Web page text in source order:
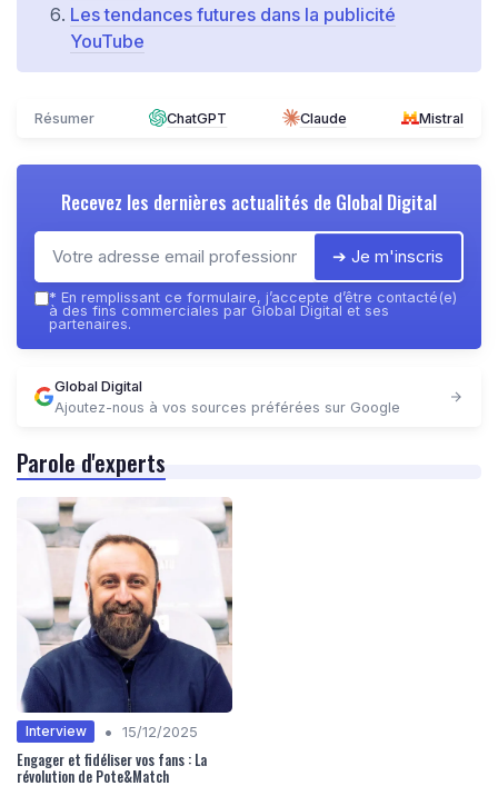
Les tendances futures dans la publicité
YouTube
Résumer ChatGPT Claude Mistral
Recevez les dernières actualités de Global Digital
➔ Je m'inscris
* En remplissant ce formulaire, j’accepte d’être contacté(e)
à des fins commerciales par Global Digital et ses
partenaires.
Global Digital
Ajoutez-nous à vos sources préférées sur Google
Parole d'experts
Interview • 15/12/2025
Engager et fidéliser vos fans : La
révolution de Pote&Match